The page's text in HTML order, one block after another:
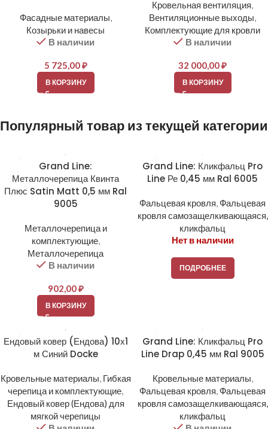
Фасадные материалы,
Козырьки и навесы
В наличии
5 725,00₽
В КОРЗИНУ
Кровельная вентиляция,
Вентиляционные выходы,
Комплектующие для кровли
В наличии
32 000,00₽
В КОРЗИНУ
Популярный товар из текущей категории
Grand Line:
Металлочерепица Квинта
Плюс Satin Matt 0,5 мм Ral
9005
Металлочерепица и
комплектующие,
Металлочерепица
В наличии
902,00₽
В КОРЗИНУ
Grand Line: Кликфальц Pro
Line Ре 0,45 мм Ral 6005
Фальцевая кровля, Фальцевая
кровля самозащелкивающаяся,
кликфальц
Нет в наличии
ПОДРОБНЕЕ
Ендовый ковер (Ендова) 10х1
м Синий Docke
Кровельные материалы, Гибкая
черепица и комплектующие,
Ендовый ковер (Ендова) для
мягкой черепицы
Grand Line: Кликфальц Pro
Line Drap 0,45 мм Ral 9005
Кровельные материалы,
Фальцевая кровля, Фальцевая
кровля самозащелкивающаяся,
кликфальц